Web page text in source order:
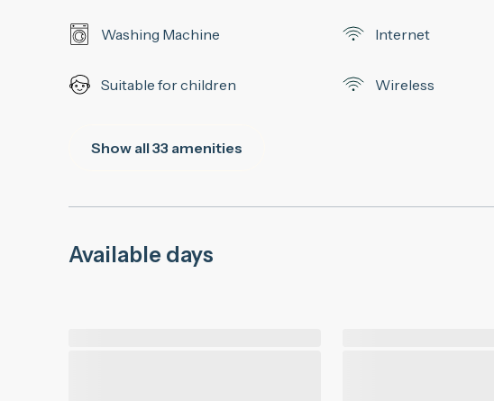
Washing Machine Internet
Suitable for children Wireless
Show all 33 amenities
Available days